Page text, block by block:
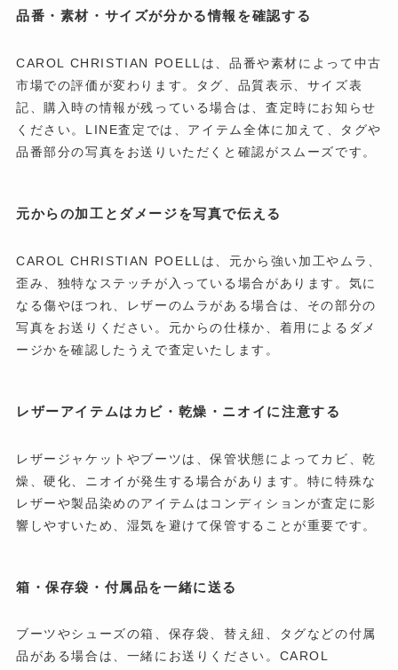
品番・素材・サイズが分かる情報を確認する
CAROL CHRISTIAN POELLは、品番や素材によって中古
市場での評価が変わります。タグ、品質表示、サイズ表
記、購入時の情報が残っている場合は、査定時にお知らせ
ください。LINE査定では、アイテム全体に加えて、タグや
品番部分の写真をお送りいただくと確認がスムーズです。
元からの加工とダメージを写真で伝える
CAROL CHRISTIAN POELLは、元から強い加工やムラ、
歪み、独特なステッチが入っている場合があります。気に
なる傷やほつれ、レザーのムラがある場合は、その部分の
写真をお送りください。元からの仕様か、着用によるダメ
ージかを確認したうえで査定いたします。
レザーアイテムはカビ・乾燥・ニオイに注意する
レザージャケットやブーツは、保管状態によってカビ、乾
燥、硬化、ニオイが発生する場合があります。特に特殊な
レザーや製品染めのアイテムはコンディションが査定に影
響しやすいため、湿気を避けて保管することが重要です。
箱・保存袋・付属品を一緒に送る
ブーツやシューズの箱、保存袋、替え紐、タグなどの付属
品がある場合は、一緒にお送りください。CAROL